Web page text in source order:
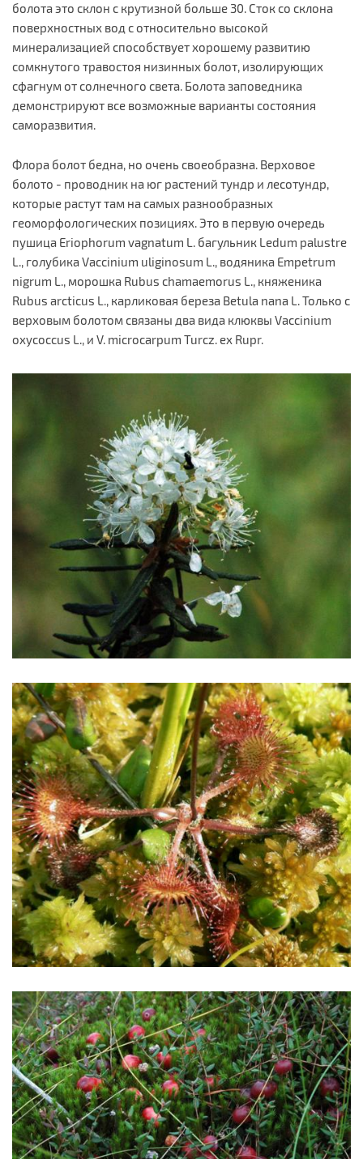
болота это склон с крутизной больше 30. Сток со склона
поверхностных вод с относительно высокой
минерализацией способствует хорошему развитию
сомкнутого травостоя низинных болот, изолирующих
сфагнум от солнечного света. Болота заповедника
демонстрируют все возможные варианты состояния
саморазвития.
Флора болот бедна, но очень своеобразна. Верховое
болото - проводник на юг растений тундр и лесотундр,
которые растут там на самых разнообразных
геоморфологических позициях. Это в первую очередь
пушица Eriophorum vagnatum L. багульник Ledum palustre
L., голубика Vaccinium uliginosum L., водяника Empetrum
nigrum L., морошка Rubus chamaemorus L., княженика
Rubus arcticus L., карликовая береза Betula nana L. Только с
верховым болотом связаны два вида клюквы Vaccinium
oxycoccus L., и V. microcarpum Turcz. ex Rupr.